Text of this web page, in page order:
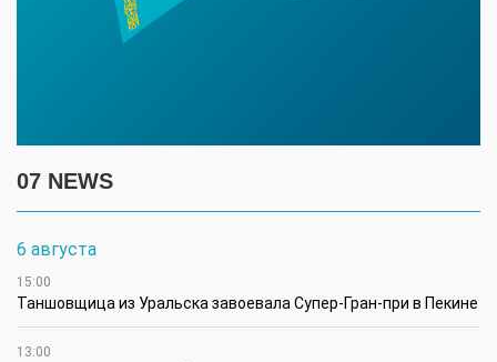
07 NEWS
6 августа
15:00
Таншовщица из Уральска завоевала Супер-Гран-при в Пекине
13:00